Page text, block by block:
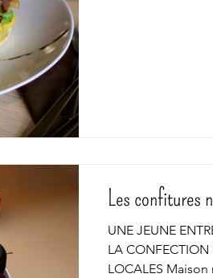
Les confitures
UNE JEUNE
LA CONFECTION
LOCALES